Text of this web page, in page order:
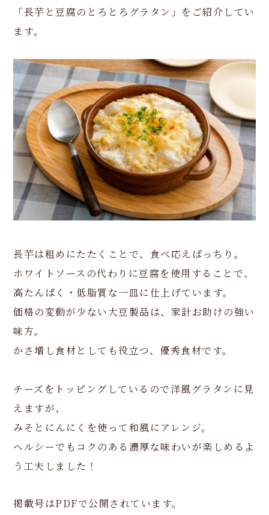
「長芋と豆腐のとろとろグラタン」をご紹介してい
ます。
長芋は粗めにたたくことで、食べ応えばっちり。
ホワイトソースの代わりに豆腐を使用することで、
高たんぱく・低脂質な一皿に仕上げています。
価格の変動が少ない大豆製品は、家計お助けの強い
味方。
かさ増し食材としても役立つ、優秀食材です。
チーズをトッピングしているので洋風グラタンに見
えますが、
みそとにんにくを使って和風にアレンジ。
ヘルシーでもコクのある濃厚な味わいが楽しめるよ
う工夫しました！
掲載号はPDFで公開されています。